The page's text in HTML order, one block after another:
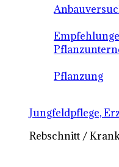
Pflanzung
Jungfeldpflege,
Rebschnitt /